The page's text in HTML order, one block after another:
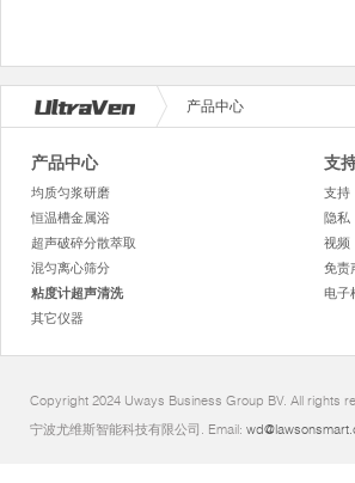
产品中心
产品中心
均质匀浆研磨
恒温槽金属浴
超声破碎分散萃取
混匀离心筛分
粘度计超声清洗
其它仪器
支
支持
隐私
视频
免责
电子
Copyright 2024 Uways Business Group BV. All rights
宁波尤维斯智能科技有限公司. Email: